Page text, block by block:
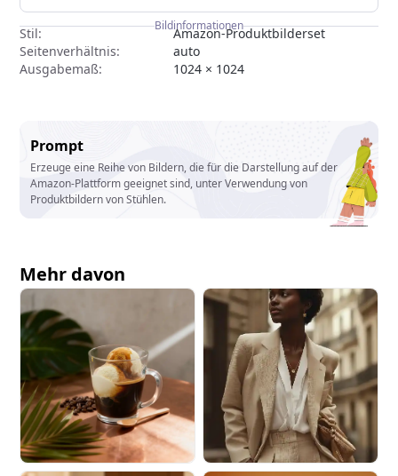
Bildinformationen
Stil:
Amazon-Produktbilderset
Seitenverhältnis:
auto
Ausgabemaß:
1024 × 1024
Prompt
Erzeuge eine Reihe von Bildern, die für die Darstellung auf der
Amazon-Plattform geeignet sind, unter Verwendung von
Produktbildern von Stühlen.
Mehr davon